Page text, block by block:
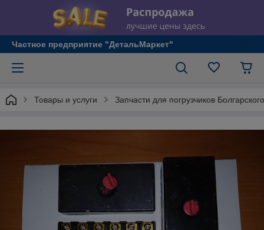
Частное предприятие "ДетальМаркет"
Товары и услуги Запчасти для погрузчиков